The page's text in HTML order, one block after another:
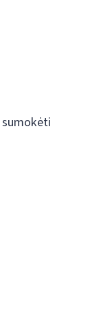
sumokėti